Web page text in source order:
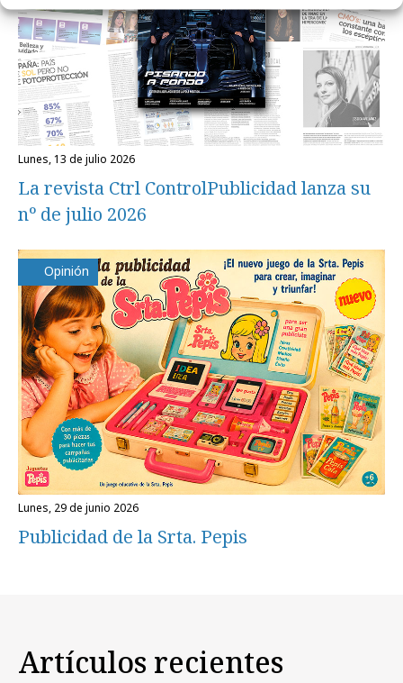
lunes, 13 de julio 2026
La revista Ctrl ControlPublicidad lanza su
nº de julio 2026
Opinión
lunes, 29 de junio 2026
Publicidad de la Srta. Pepis
Artículos recientes